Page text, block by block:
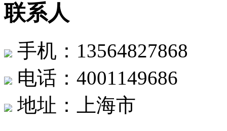
联系人
手机：13564827868
电话：4001149686
地址：上海市